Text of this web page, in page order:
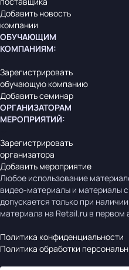
Добавить новость
компании
ОБУЧАЮЩИМ
КОМПАНИЯМ:
Зарегистрировать
обучающую компанию
Добавить семинар
ОРГАНИЗАТОРАМ
МЕРОПРИЯТИЙ:
Зарегистрировать
организатора
Добавить мероприятие
Любое использование
видео-материалы и материалы
допускается только при
материала на Retail.ru в первом
Политика конфиденциальности
Политика обработки